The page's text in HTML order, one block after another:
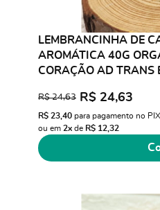
LEMBRANCINHA DE
AROMÁTICA 40G
CORAÇÃO AD TRANS
R$ 24,63 R$ 24,63
R$ 23,40 para pagamento no PIX
ou em 2x de R$ 12,32